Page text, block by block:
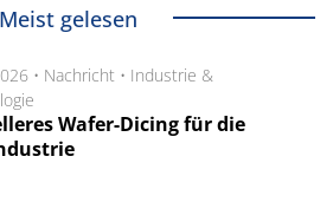
Meist gelesen
• Nachricht • Industrie &
Wafer-Dicing für die